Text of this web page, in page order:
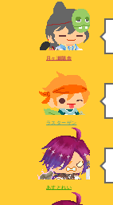
月ヶ瀬陽奈
ラスターザン
あすとれい